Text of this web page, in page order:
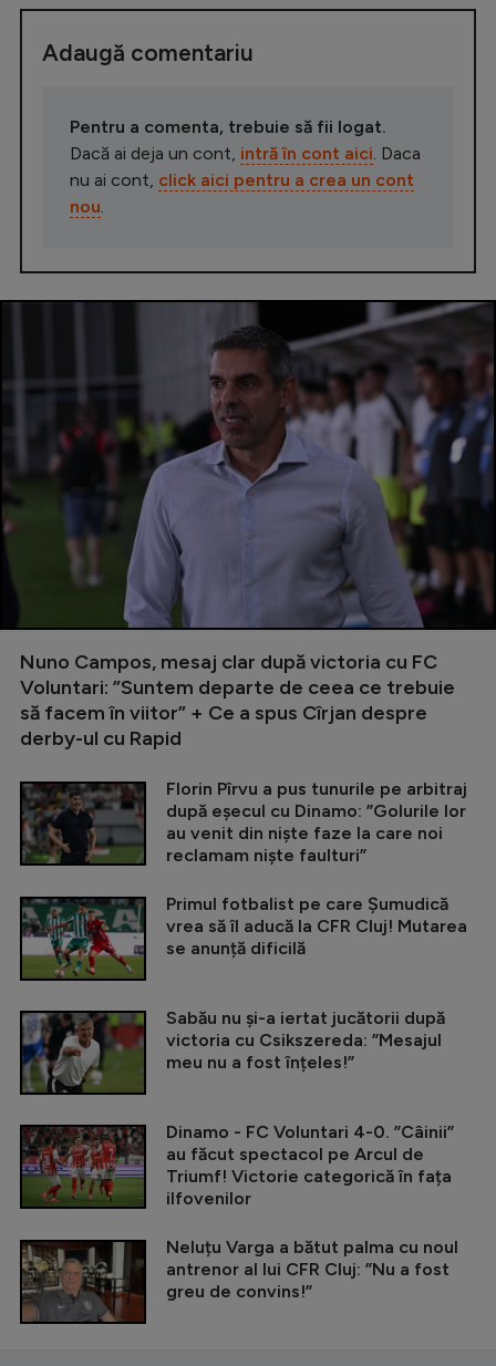
Adaugă comentariu
Pentru a comenta, trebuie să fii logat.
Dacă ai deja un cont, intră în cont aici . Daca
nu ai cont, click aici pentru a crea un cont
nou
Nuno Campos, mesaj clar după victoria cu FC
Voluntari: ”Suntem departe de ceea ce trebuie
să facem în viitor” + Ce a spus Cîrjan despre
derby-ul cu Rapid
Florin Pîrvu a pus tunurile pe arbitraj
după eșecul cu Dinamo: ”Golurile lor
au venit din niște faze la care noi
reclamam niște faulturi”
Primul fotbalist pe care Șumudică
vrea să îl aducă la CFR Cluj! Mutarea
se anunță dificilă
Sabău nu și-a iertat jucătorii după
victoria cu Csikszereda: ”Mesajul
meu nu a fost înțeles!”
Dinamo - FC Voluntari 4-0. ”Câinii”
au făcut spectacol pe Arcul de
Triumf! Victorie categorică în fața
ilfovenilor
Neluțu Varga a bătut palma cu noul
antrenor al lui CFR Cluj: ”Nu a fost
greu de convins!”